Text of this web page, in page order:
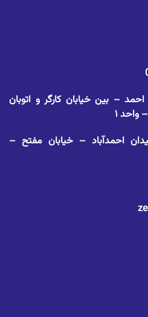
– بین خیابان کارگر و اتوبان
احمدآباد – خیابان مفتح –